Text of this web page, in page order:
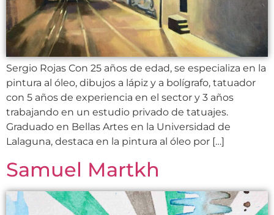
Sergio Rojas Con 25 años de edad, se especializa en la
pintura al óleo, dibujos a lápiz y a bolígrafo, tatuador
con 5 años de experiencia en el sector y 3 años
trabajando en un estudio privado de tatuajes.
Graduado en Bellas Artes en la Universidad de
Lalaguna, destaca en la pintura al óleo por […]
Samuel Martkh